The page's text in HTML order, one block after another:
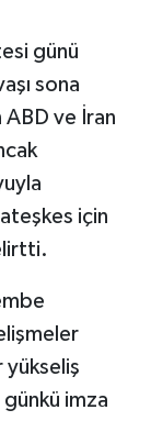
günü
sona
ABD ve İran
ateşkes için
yükseliş
imza